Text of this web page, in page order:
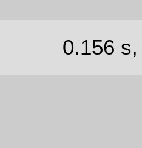
0.156